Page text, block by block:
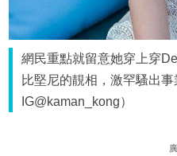
網民重點就留意她穿上穿
比堅尼的靚相，激罕騷出事
IG@kaman_kong）